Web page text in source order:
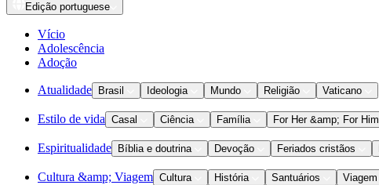
Edição portuguese
Vício
Adolescência
Adoção
Atualidade Brasil Ideologia Mundo Religião Vaticano
Estilo de vida Casal Ciência Família For Her &amp; For Him
Espiritualidade Bíblia e doutrina Devoção Feriados cristãos
Cultura &amp; Viagem Cultura História Santuários Viagem